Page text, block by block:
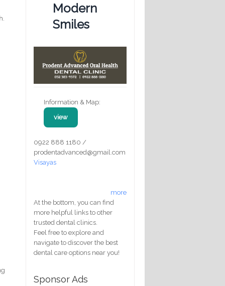
Modern
Smiles
Information & Map:
view
0922 888 1180 /
prodentadvanced@gmail.com
Visayas
more
At the bottom, you can find
more helpful links to other
trusted dental clinics.
Feel free to explore and
navigate to discover the best
dental care options near you!
Sponsor Ads